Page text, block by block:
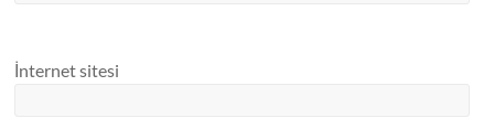
İnternet sitesi